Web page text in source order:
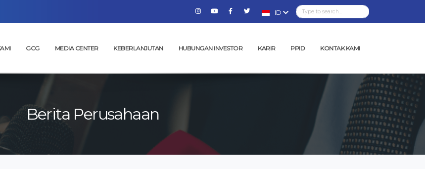
ID
GCG MEDIA CENTER KEBERLANJUTAN HUBUNGAN INVESTOR KARIR PPID KONTAK KAMI
Berita Perusahaan